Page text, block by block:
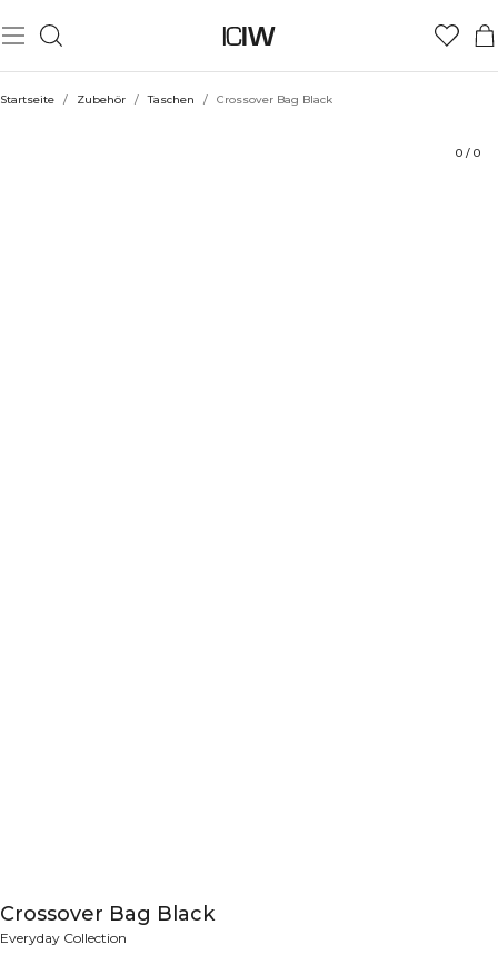
Startseite / Zubehör / Taschen / Crossover Bag Black
0 / 0
Crossover Bag Black
Everyday Collection